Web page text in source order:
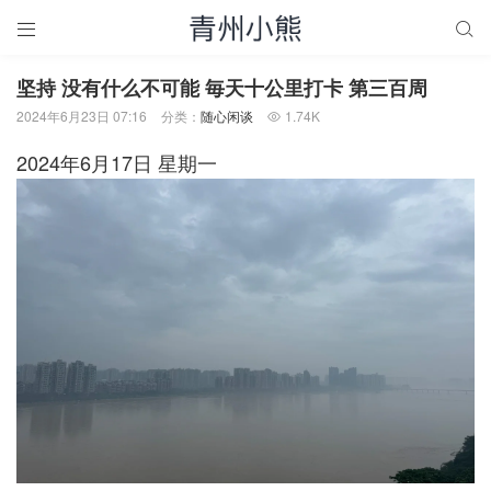
 
坚持 没有什么不可能 毎天十公里打卡 第三百周
2024年6月23日 07:16 分类： 随心闲谈  1.74K
2024年6月17日 星期一